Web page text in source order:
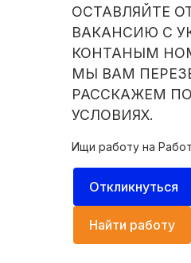
ОСТАВЛЯЙТЕ
ВАКАНСИЮ С
КОНТАНЫМ
МЫ ВАМ
РАССКАЖЕМ
УСЛОВИЯХ.
Ищи работу на
Откликнуться
Найти работу